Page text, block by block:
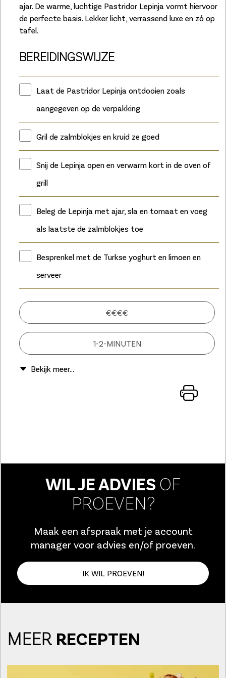
ajar. De warme, luchtige Pastridor Lepinja vormt hiervoor
de perfecte basis. Lekker licht, verrassend luxe en zó op
tafel.
BEREIDINGSWIJZE
Laat de Pastridor Lepinja ontdooien zoals
aangegeven op de verpakking
Gril de zalmblokjes en kruid ze goed
Snij de Lepinja open en verwarm kort in de oven of
grill
Beleg de Lepinja met ajar, sla en tomaat en voeg
als laatste de zalmblokjes toe
Besprenkel met de Turkse yoghurt en limoen en
serveer
€€€€
1-2-MINUTEN
WIL JE ADVIES OF
PROEVEN?
Maak een afspraak met je account
manager voor advies en/of proeven.
IK WIL PROEVEN!
MEER RECEPTEN